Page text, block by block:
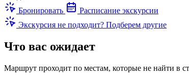
Бронировать
Расписание экскурсии
Экскурсия не подходит? Подберем другие
Что вас ожидает
Маршрут проходит по местам, которые не найти в